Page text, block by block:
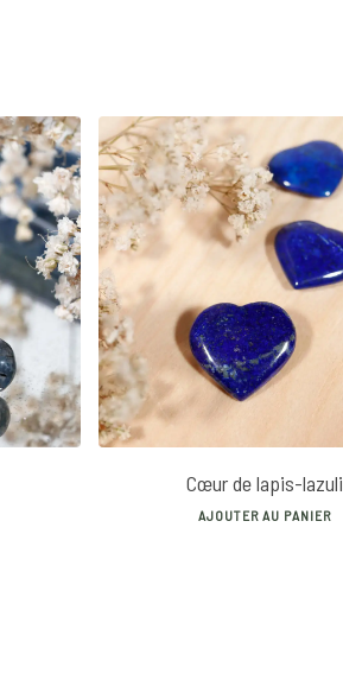
18€
Cœur de lapis-lazuli
AJOUTER AU PANIER